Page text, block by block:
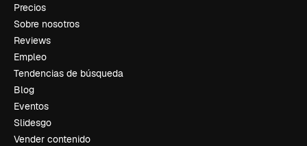
Precios
Sobre nosotros
Reviews
Empleo
Tendencias de búsqueda
Blog
Eventos
Slidesgo
Vender contenido